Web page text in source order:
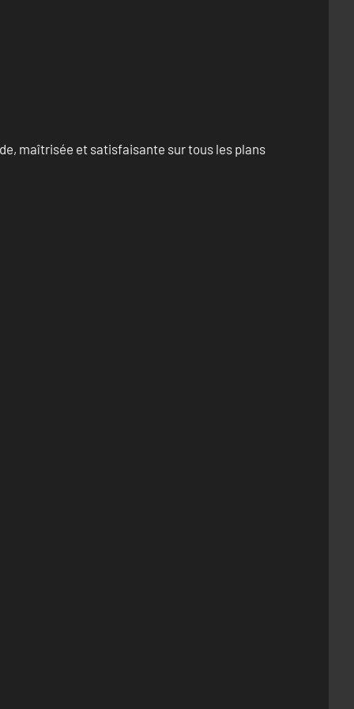
maîtrisée et satisfaisante sur tous les plans